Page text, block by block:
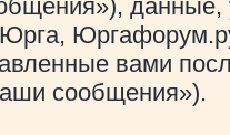
данные,
вами
сообщения»).